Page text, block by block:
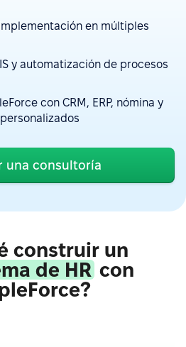
en múltiples
y automatización de procesos
con CRM, ERP, nómina y
una consultoría
construir un
de HR con
La integración con Slack
sea rápido y
con otras
fluida, lo que reduce la